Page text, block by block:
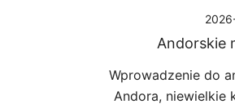
Andorskie
Wprowadzenie do
Andora, niewielkie